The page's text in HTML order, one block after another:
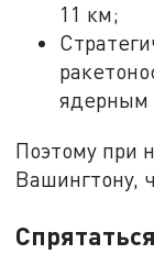
11 км;
ядерным
Поэтому при
Вашингтону,